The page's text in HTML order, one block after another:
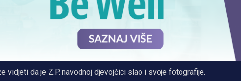
vidjeti da je Z.P. navodnoj djevojčici slao i svoje fotografije.